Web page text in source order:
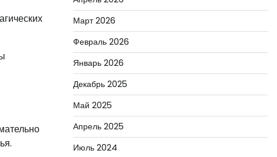
Март 2026
Февраль 2026
Январь 2026
Декабрь 2025
Май 2025
Апрель 2025
Июль 2024